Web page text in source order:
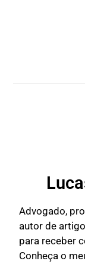
Advogado,
autor de
para receber
Conheça o